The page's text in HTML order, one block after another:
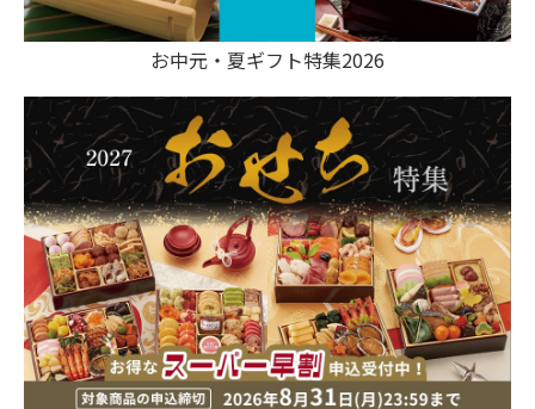
お中元・夏ギフト特集2026